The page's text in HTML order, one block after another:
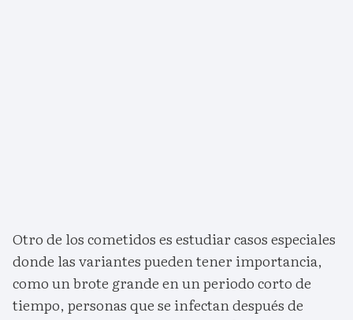
Otro de los cometidos es estudiar casos especiales
donde las variantes pueden tener importancia,
como un brote grande en un periodo corto de
tiempo, personas que se infectan después de